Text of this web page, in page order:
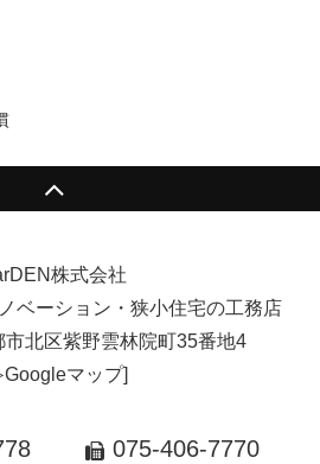
株式会社
ベーション・狭小住宅の工務店
市北区紫野雲林院町35番地4
マップ]
075-406-7770